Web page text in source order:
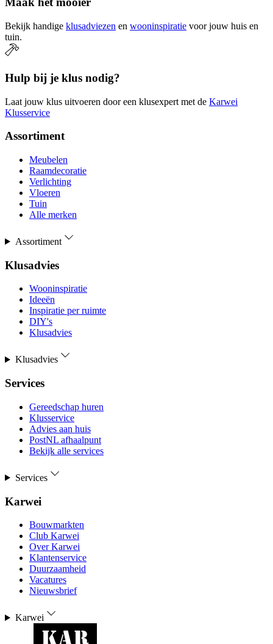
Bekijk handige klusadviezen en wooninspiratie voor jouw huis en
tuin.
Hulp bij je klus nodig?
Laat jouw klus uitvoeren door een klusexpert met de Karwei
Klusservice
Assortiment
Meubelen
Raamdecoratie
Verlichting
Vloeren
Tuin
Alle merken
Assortiment
Klusadvies
Wooninspiratie
Ideeën
Inspiratie per ruimte
DIY's
Klusadvies
Klusadvies
Services
Gereedschap huren
Klusservice
Advies aan huis
PostNL afhaalpunt
Bekijk alle services
Services
Karwei
Bouwmarkten
Club Karwei
Over Karwei
Klantenservice
Duurzaamheid
Vacatures
Nieuwsbrief
Karwei